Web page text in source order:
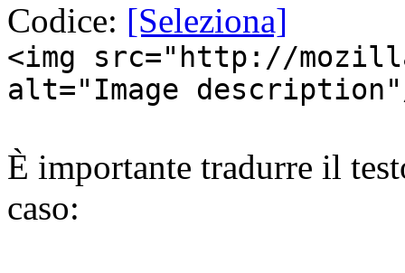
Codice: [Seleziona]
<img src="http://
alt="Image
È importante tradurre il
caso: